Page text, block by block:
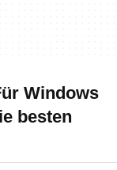
Windows
besten